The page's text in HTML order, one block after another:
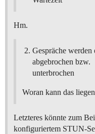
Hm.
Gespräche
abgebrochen bzw.
unterbrochen
Woran kann das
Letzteres könnte zum
konfiguriertem STUN-